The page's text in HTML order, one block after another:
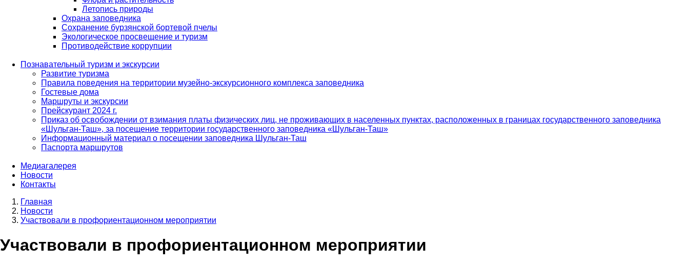
Летопись природы
Охрана заповедника
Сохранение бурзянской бортевой пчелы
Экологическое просвещение и туризм
Противодействие коррупции
Познавательный туризм и экскурсии
Развитие туризма
Правила поведения на территории музейно-экскурсионного комплекса заповедника
Гостевые дома
Маршруты и экскурсии
Прейскурант 2024 г.
Приказ об освобождении от взимания платы физических лиц, не проживающих в населенных пунктах, расположенных в границах государственного заповедника
«Шульган-Таш», за посещение территории государственного заповедника «Шульган-Таш»
Информационный материал о посещении заповедника Шульган-Таш
Паспорта маршрутов
Медиагалерея
Новости
Контакты
Строка
навигации
Главная
Новости
Участвовали в профориентационном мероприятии
Участвовали в профориентационном мероприятии